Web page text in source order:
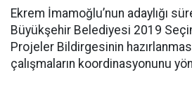
Ekrem İmamoğlu’nun adaylığı
Büyükşehir Belediyesi 2019
Projeler Bildirgesinin
çalışmaların koordinasyonunu